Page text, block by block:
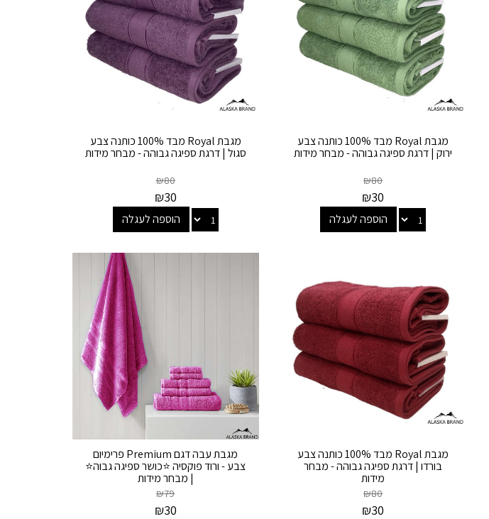
מגבת Royal מבד 100% כותנה צבע
ירוק | דרגת ספיגה גבוהה - מבחר מידות
₪80
₪30
הוספה לעגלה
מגבת Royal מבד 100% כותנה צבע
סגול | דרגת ספיגה גבוהה - מבחר מידות
₪80
₪30
הוספה לעגלה
מגבת Royal מבד 100% כותנה צבע
בורדו | דרגת ספיגה גבוהה - מבחר
מידות
₪80
₪30
מגבת עבה דגם Premium פרימיום
צבע - ורוד פוקסיה ⭐כושר ספיגה גבוה⭐
| מבחר מידות
₪79
₪30